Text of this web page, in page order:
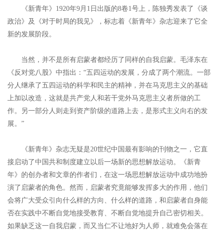
《新青年》1920年9月1日出版的8卷1号上，陈独秀发表了《谈
政治》及《对于时局的我见》，标志着《新青年》杂志迎来了它全
新的发展阶段。
当然，并不是所有启蒙者都经历了同样的自我启蒙。毛泽东在
《反对党八股》中指出：“五四运动的发展，分成了两个潮流。一部
分人继承了五四运动的科学和民主的精神，并在马克思主义的基础
上加以改造，这就是共产党人和若干党外马克思主义者所做的工
作。另一部分人则走到资产阶级的道路上去，是形式主义向右的发
展。”
《新青年》杂志无疑是20世纪中国最有影响的刊物之一，它直
接启动了中国共和制度建立以后一场新的思想解放运动。《新青
年》的创办者和文章的作者们，在这一场思想解放运动中成功地扮
演了启蒙者的角色。然而，启蒙者究竟能够发挥多大的作用，他们
会将广大受众引向什么样的方向、什么样的道路，和启蒙者自身能
否在实践中不断自觉地接受教育、不断自觉地提升自己密切相关。
如果缺乏这一自我启蒙，而又当仁不让地好为人师，就难免会落在